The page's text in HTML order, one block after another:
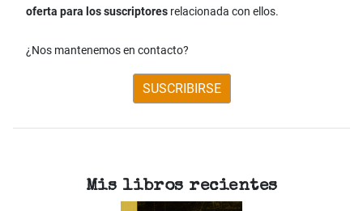
oferta para los suscriptores relacionada con ellos.
¿Nos mantenemos en contacto?
SUSCRIBIRSE
Mis libros recientes